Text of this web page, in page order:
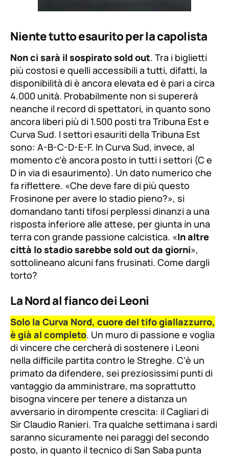
Niente tutto esaurito per la capolista
Non ci sarà il sospirato sold out. Tra i biglietti
più costosi e quelli accessibili a tutti, difatti, la
disponibilità di è ancora elevata ed è pari a circa
4.000 unità. Probabilmente non si supererà
neanche il record di spettatori, in quanto sono
ancora liberi più di 1.500 posti tra Tribuna Est e
Curva Sud. I settori esauriti della Tribuna Est
sono: A-B-C-D-E-F. In Curva Sud, invece, al
momento c’è ancora posto in tutti i settori (C e
D in via di esaurimento). Un dato numerico che
fa riflettere. «Che deve fare di più questo
Frosinone per avere lo stadio pieno?», si
domandano tanti tifosi perplessi dinanzi a una
risposta inferiore alle attese, per giunta in una
terra con grande passione calcistica. «In altre
città lo stadio sarebbe sold out da giorni»,
sottolineano alcuni fans frusinati. Come dargli
torto?
La Nord al fianco dei Leoni
Solo la Curva Nord, cuore del tifo giallazzurro,
è già al completo. Un muro di passione e voglia
di vincere che cercherà di sostenere i Leoni
nella difficile partita contro le Streghe. C’è un
primato da difendere, sei preziosissimi punti di
vantaggio da amministrare, ma soprattutto
bisogna vincere per tenere a distanza un
avversario in dirompente crescita: il Cagliari di
Sir Claudio Ranieri. Tra qualche settimana i sardi
saranno sicuramente nei paraggi del secondo
posto, in quanto il tecnico di San Saba punta